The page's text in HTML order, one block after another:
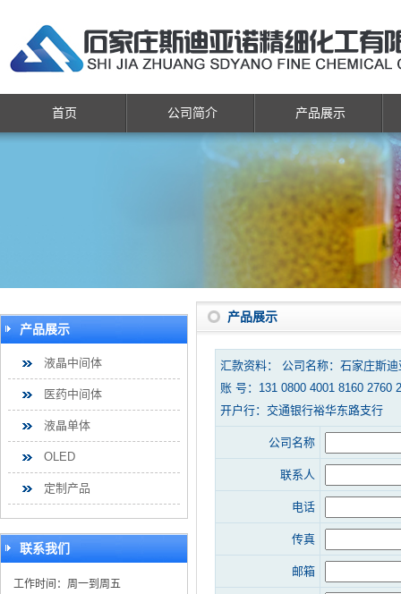
首页 公司简介 产品展示
产品展示
液晶中间体
医药中间体
液晶单体
OLED
定制产品
联系我们
工作时间：周一到周五
产品展示
汇款资料： 公司名称：石家庄斯
账 号：131 0800 4001 8160 2760
开户行：交通银行裕华东路支行
公司名称
联系人
电话
传真
邮箱